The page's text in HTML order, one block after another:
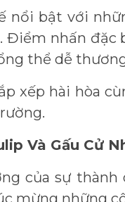
nổi bật với
Điểm nhấn đặc
thể dễ
xếp hài hòa
Và Gấu Cử
của sự